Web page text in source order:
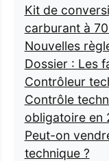
Kit de
carburant à
Nouvelles
Dossier : Les
Contrôleur
Contrôle
obligatoire en
Peut-on
technique ?